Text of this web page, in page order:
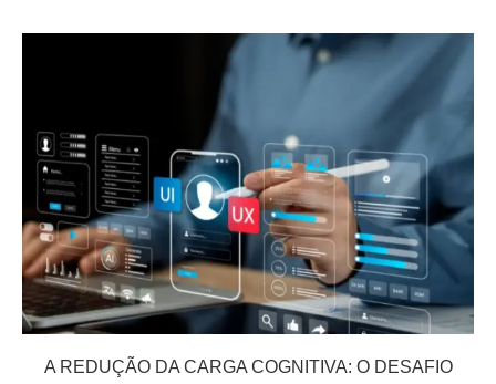
A REDUÇÃO DA CARGA COGNITIVA: O DESAFIO